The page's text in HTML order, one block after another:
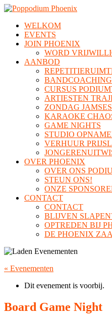
WELKOM
EVENTS
JOIN PHOENIX
WORD
AANBOD
BANDCOACHING
CURSUS
ARTIESTEN
ZONDAG
KARAOKE
GAME NIGHTS
STUDIO
VERHUUR
OVER PHOENIX
OVER ONS
STEUN ONS!
ONZE
CONTACT
CONTACT
BLIJVEN
OPTREDEN BIJ
DE PHOENIX
« Evenementen
Dit evenement is voorbij.
Board Game Night